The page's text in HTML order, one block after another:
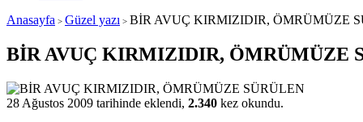
Anasayfa > Güzel yazı > BİR AVUÇ KIRMIZIDIR, ÖMRÜMÜZE
BİR AVUÇ KIRMIZIDIR, ÖMRÜMÜZE
28 Ağustos 2009 tarihinde eklendi, 2.340 kez okundu.